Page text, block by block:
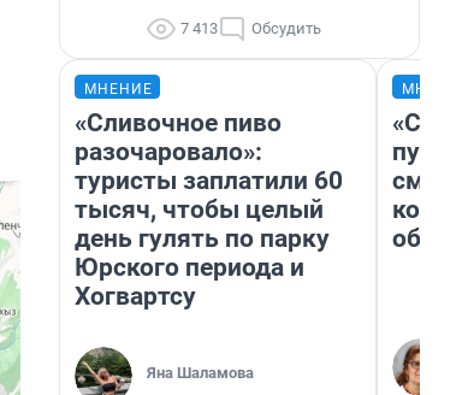
7 413 Обсудить
МНЕНИЕ
«Сливочное пиво
разочаровало»:
туристы заплатили 60
тысяч, чтобы целый
день гулять по парку
Юрского периода и
Хогвартсу
Яна Шаламова